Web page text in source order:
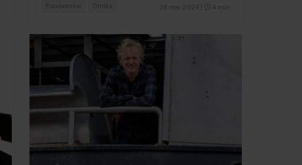
28 mei 2024 4 min
Foodservice Drinks